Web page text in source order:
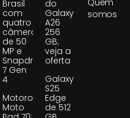
Brasil
com
quatro
câmeras
de 50
MP e
Snapdragon
7 Gen
4
Motorola
Moto
do
Galaxy
A26
256
GB;
veja a
oferta
Galaxy
S25
Edge
de 512
Quem
somos